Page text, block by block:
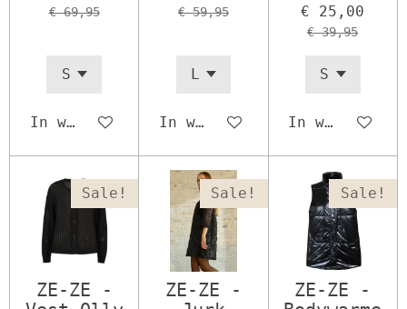
€ 69,95
In winkelwagen
€ 59,95
In winkelwagen
€ 25,00
€ 39,95
In
Sale!
ZE-ZE -
Sale!
ZE-ZE -
Sale!
ZE-ZE -